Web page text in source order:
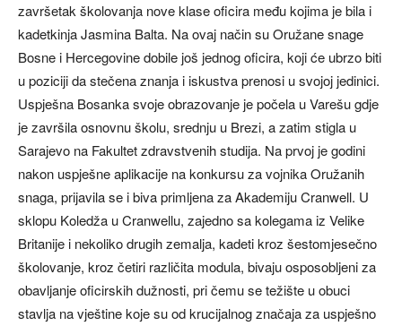
završetak školovanja nove klase oficira među kojima je bila i
kadetkinja Jasmina Balta. Na ovaj način su Oružane snage
Bosne i Hercegovine dobile još jednog oficira, koji će ubrzo biti
u poziciji da stečena znanja i iskustva prenosi u svojoj jedinici.
Uspješna Bosanka svoje obrazovanje je počela u Varešu gdje
je završila osnovnu školu, srednju u Brezi, a zatim stigla u
Sarajevo na Fakultet zdravstvenih studija. Na prvoj je godini
nakon uspješne aplikacije na konkursu za vojnika Oružanih
snaga, prijavila se i biva primljena za Akademiju Cranwell. U
sklopu Koledža u Cranwellu, zajedno sa kolegama iz Velike
Britanije i nekoliko drugih zemalja, kadeti kroz šestomjesečno
školovanje, kroz četiri različita modula, bivaju osposobljeni za
obavljanje oficirskih dužnosti, pri čemu se težište u obuci
stavlja na vještine koje su od krucijalnog značaja za uspješno